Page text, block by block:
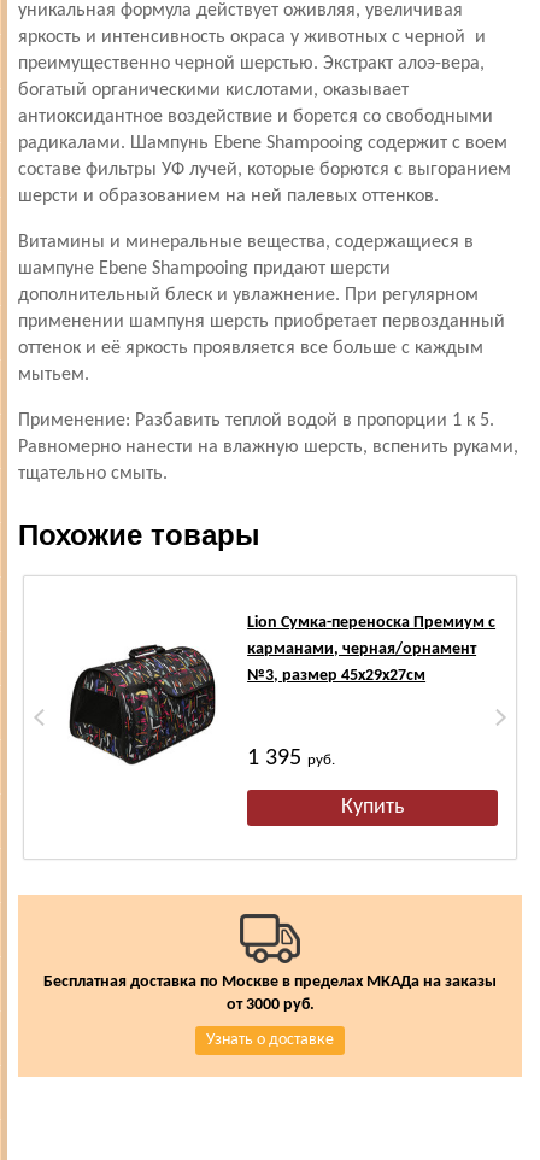
уникальная формула действует оживляя, увеличивая
яркость и интенсивность окраса у животных с черной и
преимущественно черной шерстью. Экстракт алоэ-вера,
богатый органическими кислотами, оказывает
антиоксидантное воздействие и борется со свободными
радикалами. Шампунь Ebene Shampooing содержит с воем
составе фильтры УФ лучей, которые борются с выгоранием
шерсти и образованием на ней палевых оттенков.
Витамины и минеральные вещества, содержащиеся в
шампуне Ebene Shampooing придают шерсти
дополнительный блеск и увлажнение. При регулярном
применении шампуня шерсть приобретает первозданный
оттенок и её яркость проявляется все больше с каждым
мытьем.
Применение: Разбавить теплой водой в пропорции 1 к 5.
Равномерно нанести на влажную шерсть, вспенить руками,
тщательно смыть.
Похожие товары
Lion Сумка-переноска Премиум с
карманами, черная/орнамент
№3, размер 45х29х27см
1 395руб.
Бесплатная доставка по Москве в пределах МКАДа на заказы
от 3000 руб.
Узнать о доставке